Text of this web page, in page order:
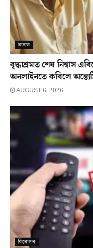
ভাৰত
বৃদ্ধাশ্ৰমত শেষ নিশ্বাস
অনলাইনতে কৰিলে
AUGUST 6, 2026
বিনোদন